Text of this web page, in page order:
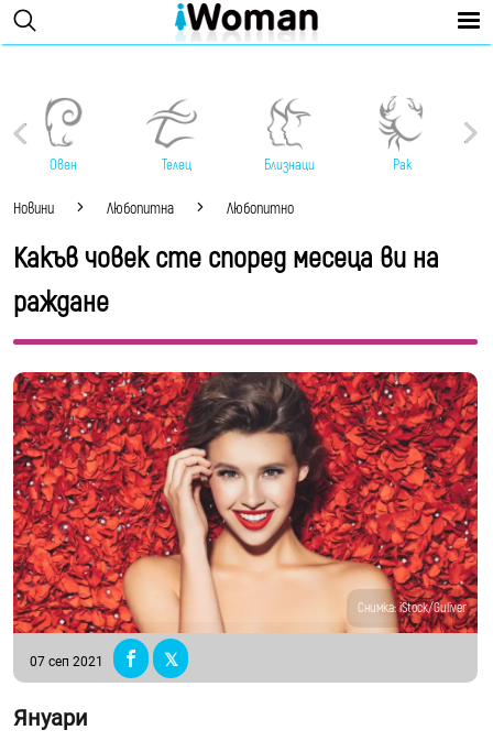
Овен Телец Близнаци Рак
Новини Любопитна Любопитно
Какъв човек сте според месеца ви на
раждане
Снимка: iStock/Guliver
07 сеп 2021
Януари